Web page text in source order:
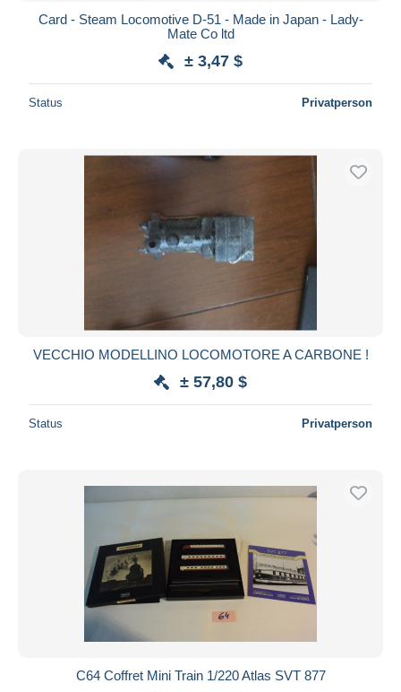
Card - Steam Locomotive D-51 - Made in Japan - Lady-
Mate Co ltd
± 3,47 $
Status Privatperson
VECCHIO MODELLINO LOCOMOTORE A CARBONE !
± 57,80 $
Status Privatperson
C64 Coffret Mini Train 1/220 Atlas SVT 877